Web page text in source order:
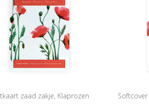
zaad zakje, Klaprozen